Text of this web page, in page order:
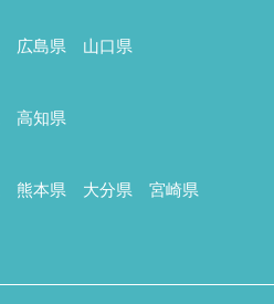
広島県 山口県
高知県
熊本県 大分県
宮崎県